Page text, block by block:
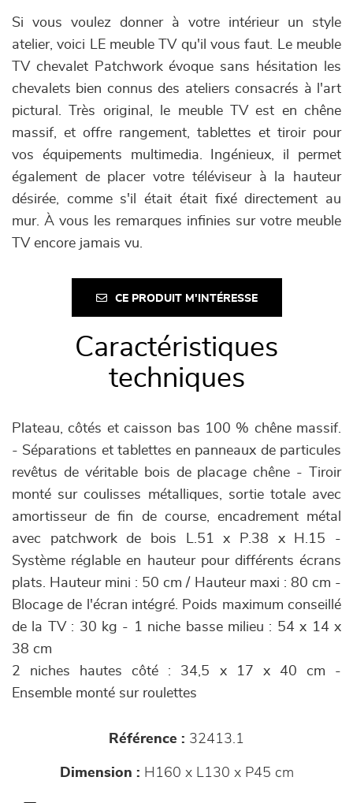
Si vous voulez donner à votre intérieur un style
atelier, voici LE meuble TV qu'il vous faut. Le meuble
TV chevalet Patchwork évoque sans hésitation les
chevalets bien connus des ateliers consacrés à l'art
pictural. Très original, le meuble TV est en chêne
massif, et offre rangement, tablettes et tiroir pour
vos équipements multimedia. Ingénieux, il permet
également de placer votre téléviseur à la hauteur
désirée, comme s'il était était fixé directement au
mur. À vous les remarques infinies sur votre meuble
TV encore jamais vu.
CE PRODUIT M'INTÉRESSE
Caractéristiques
techniques
Plateau, côtés et caisson bas 100 % chêne massif.
- Séparations et tablettes en panneaux de particules
revêtus de véritable bois de placage chêne - Tiroir
monté sur coulisses métalliques, sortie totale avec
amortisseur de fin de course, encadrement métal
avec patchwork de bois L.51 x P.38 x H.15 -
Système réglable en hauteur pour différents écrans
plats. Hauteur mini : 50 cm / Hauteur maxi : 80 cm -
Blocage de l'écran intégré. Poids maximum conseillé
de la TV : 30 kg - 1 niche basse milieu : 54 x 14 x
38 cm
2 niches hautes côté : 34,5 x 17 x 40 cm -
Ensemble monté sur roulettes
Référence : 32413.1
Dimension : H160 x L130 x P45 cm